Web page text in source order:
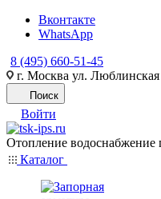
Вконтакте
WhatsApp
8 (495) 660-51-45
г. Москва ул. Люблинская
Поиск
Войти
Отопление водоснабжение
Каталог